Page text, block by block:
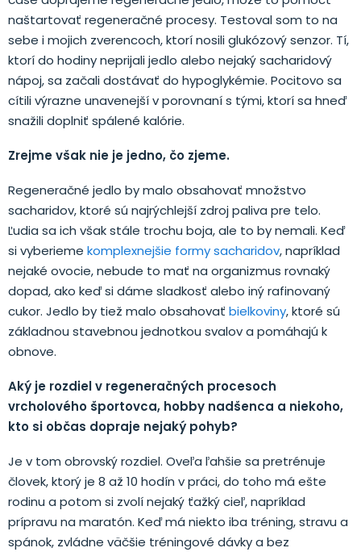
naštartovať regeneračné procesy. Testoval som to na
sebe i mojich zverencoch, ktorí nosili glukózový senzor. Tí,
ktorí do hodiny neprijali jedlo alebo nejaký sacharidový
nápoj, sa začali dostávať do hypoglykémie. Pocitovo sa
cítili výrazne unavenejší v porovnaní s tými, ktorí sa hneď
snažili doplniť spálené kalórie.
Zrejme však nie je jedno, čo zjeme.
Regeneračné jedlo by malo obsahovať množstvo
sacharidov, ktoré sú najrýchlejší zdroj paliva pre telo.
Ľudia sa ich však stále trochu boja, ale to by nemali. Keď
si vyberieme komplexnejšie formy sacharidov, napríklad
nejaké ovocie, nebude to mať na organizmus rovnaký
dopad, ako keď si dáme sladkosť alebo iný rafinovaný
cukor. Jedlo by tiež malo obsahovať bielkoviny, ktoré sú
základnou stavebnou jednotkou svalov a pomáhajú k
obnove.
Aký je rozdiel v regeneračných procesoch
vrcholového športovca, hobby nadšenca a niekoho,
kto si občas dopraje nejaký pohyb?
Je v tom obrovský rozdiel. Oveľa ľahšie sa pretrénuje
človek, ktorý je 8 až 10 hodín v práci, do toho má ešte
rodinu a potom si zvolí nejaký ťažký cieľ, napríklad
prípravu na maratón. Keď má niekto iba tréning, stravu a
spánok, zvládne väčšie tréningové dávky a bez